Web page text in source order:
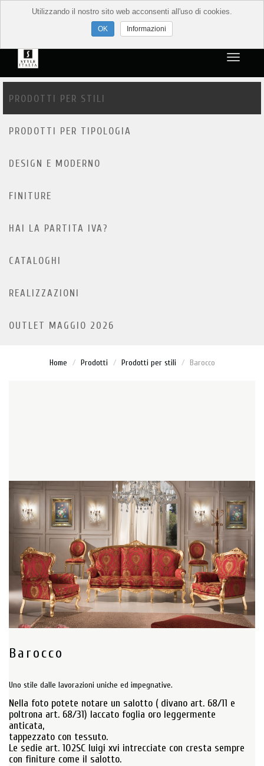
PRODOTTI PER STILI
PRODOTTI PER TIPOLOGIA
DESIGN E MODERNO
FINITURE
HAI LA PARTITA IVA?
CATALOGHI
REALIZZAZIONI
OUTLET MAGGIO 2026
Home Prodotti Prodotti per stili Barocco
Barocco
Uno stile dalle lavorazioni uniche ed impegnative.
Nella foto potete notare un salotto ( divano art. 68/11 e
poltrona art. 68/31) laccato foglia oro leggermente
anticata,
tappezzato con tessuto.
Le sedie art. 102SC luigi xvi intrecciate con cresta sempre
con finiture come il salotto.
Utilizzando il nostro sito web acconsenti all'uso di cookies.
Informazioni